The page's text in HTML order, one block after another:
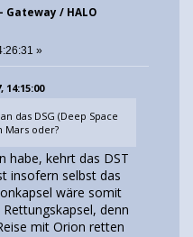
Gateway / HALO
»
das DSG (Deep Space
Mars oder?
habe, kehrt das DST
insofern selbst das
wäre somit
denn
mit Orion retten